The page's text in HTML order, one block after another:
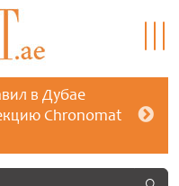
в Дубае
Chronomat